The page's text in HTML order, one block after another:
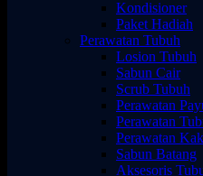
Kondisioner
Paket Hadiah
Perawatan Tubuh
Losion Tubuh
Sabun Cair
Scrub Tubuh
Perawatan
Perawatan
Perawatan
Sabun Batang
Aksesoris